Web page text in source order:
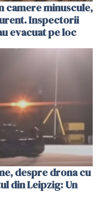
camere minuscule,
Inspectorii
evacuat pe loc
despre drona cu
din Leipzig: Un